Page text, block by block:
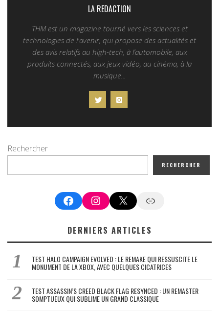
LA REDACTION
THM est un magazine tourné vers les sciences et
technologies de l'avenir, qui propose des actualités et
des avis relatifs au high-tech, à l’automobile, aux
produits connectés, aux jeux vidéo, au cinéma, à la
musique...
Rechercher
RECHERCHER
FacebookInstagram
X Google News
DERNIERS ARTICLES
TEST HALO CAMPAIGN EVOLVED : LE REMAKE QUI RESSUSCITE LE
MONUMENT DE LA XBOX, AVEC QUELQUES CICATRICES
TEST ASSASSIN’S CREED BLACK FLAG RESYNCED : UN REMASTER
SOMPTUEUX QUI SUBLIME UN GRAND CLASSIQUE